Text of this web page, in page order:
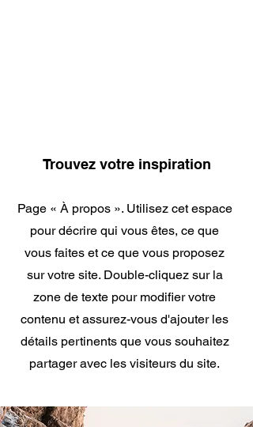
Trouvez votre inspiration
Page « À propos ». Utilisez cet espace
pour décrire qui vous êtes, ce que
vous faites et ce que vous proposez
sur votre site. Double-cliquez sur la
zone de texte pour modifier votre
contenu et assurez-vous d'ajouter les
détails pertinents que vous souhaitez
partager avec les visiteurs du site.